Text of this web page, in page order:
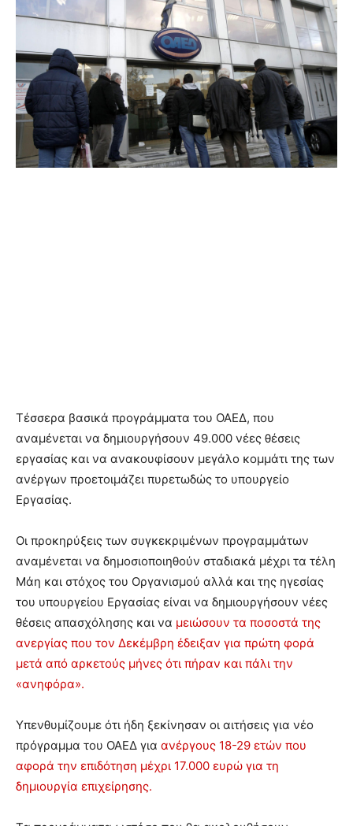
Τέσσερα βασικά προγράμματα του ΟΑΕΔ, που
αναμένεται να δημιουργήσουν 49.000 νέες θέσεις
εργασίας και να ανακουφίσουν μεγάλο κομμάτι της των
ανέργων προετοιμάζει πυρετωδώς το υπουργείο
Εργασίας.
Οι προκηρύξεις των συγκεκριμένων προγραμμάτων
αναμένεται να δημοσιοποιηθούν σταδιακά μέχρι τα τέλη
Μάη και στόχος του Οργανισμού αλλά και της ηγεσίας
του υπουργείου Εργασίας είναι να δημιουργήσουν νέες
θέσεις απασχόλησης και να μειώσουν τα ποσοστά της
ανεργίας που τον Δεκέμβρη έδειξαν για πρώτη φορά
μετά από αρκετούς μήνες ότι πήραν και πάλι την
«ανηφόρα».
Υπενθυμίζουμε ότι ήδη ξεκίνησαν οι αιτήσεις για νέο
πρόγραμμα του ΟΑΕΔ για ανέργους 18-29 ετών που
αφορά την επιδότηση μέχρι 17.000 ευρώ για τη
δημιουργία επιχείρησης.